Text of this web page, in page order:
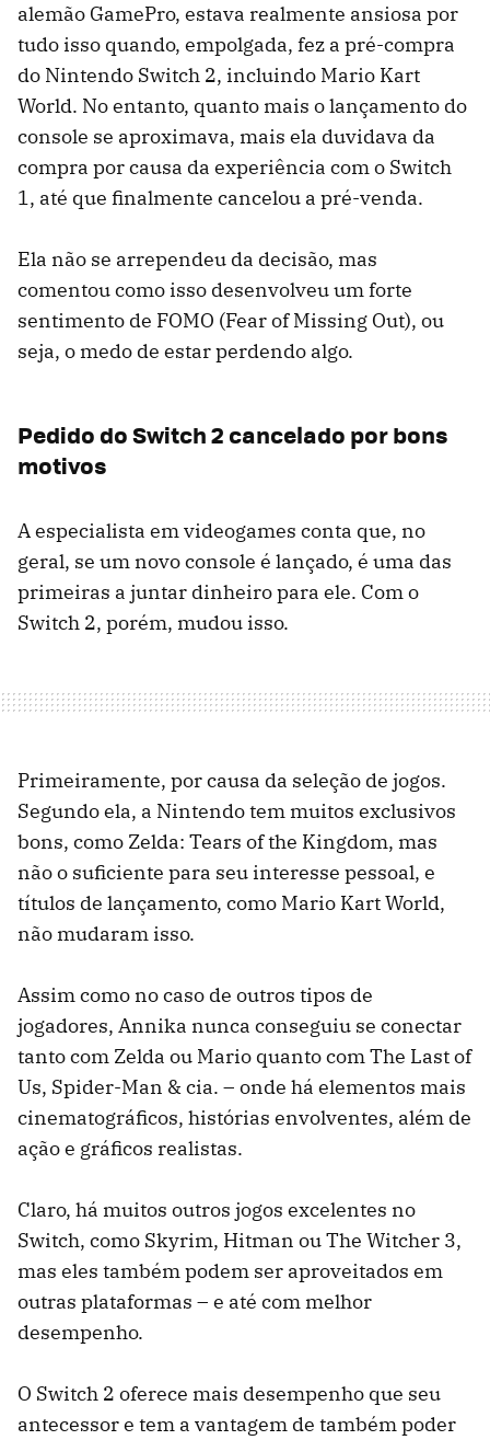
alemão GamePro, estava realmente ansiosa por
tudo isso quando, empolgada, fez a pré-compra
do Nintendo Switch 2, incluindo Mario Kart
World. No entanto, quanto mais o lançamento do
console se aproximava, mais ela duvidava da
compra por causa da experiência com o Switch
1, até que finalmente cancelou a pré-venda.
Ela não se arrependeu da decisão, mas
comentou como isso desenvolveu um forte
sentimento de FOMO (Fear of Missing Out), ou
seja, o medo de estar perdendo algo.
Pedido do Switch 2 cancelado por bons
motivos
A especialista em videogames conta que, no
geral, se um novo console é lançado, é uma das
primeiras a juntar dinheiro para ele. Com o
Switch 2, porém, mudou isso.
Primeiramente, por causa da seleção de jogos.
Segundo ela, a Nintendo tem muitos exclusivos
bons, como Zelda: Tears of the Kingdom, mas
não o suficiente para seu interesse pessoal, e
títulos de lançamento, como Mario Kart World,
não mudaram isso.
Assim como no caso de outros tipos de
jogadores, Annika nunca conseguiu se conectar
tanto com Zelda ou Mario quanto com The Last of
Us, Spider-Man & cia. – onde há elementos mais
cinematográficos, histórias envolventes, além de
ação e gráficos realistas.
Claro, há muitos outros jogos excelentes no
Switch, como Skyrim, Hitman ou The Witcher 3,
mas eles também podem ser aproveitados em
outras plataformas – e até com melhor
desempenho.
O Switch 2 oferece mais desempenho que seu
antecessor e tem a vantagem de também poder